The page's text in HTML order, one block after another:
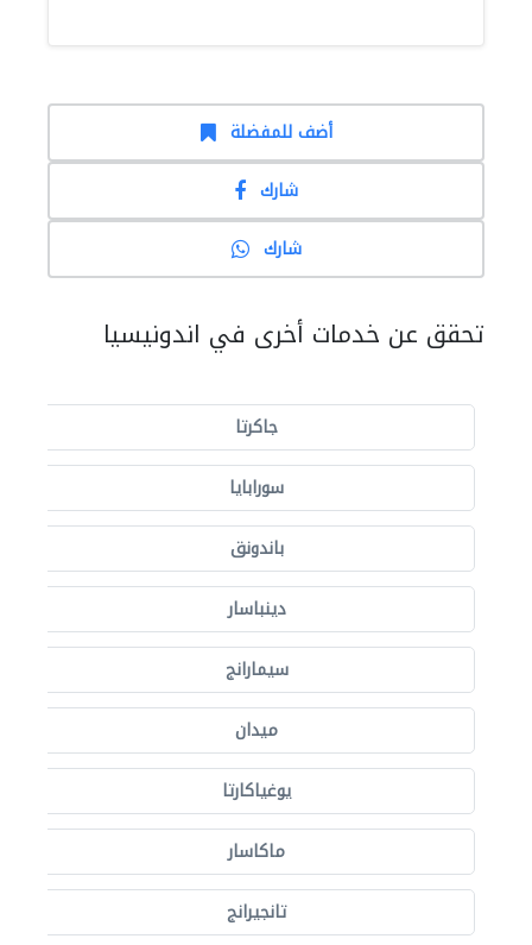
أضف للمفضلة
شارك
شارك
تحقق عن خدمات أخرى في اندونيسيا
جاكرتا
سورابايا
باندونق
دينباسار
سيمارانج
ميدان
يوغياكارتا
ماكاسار
تانجيرانج